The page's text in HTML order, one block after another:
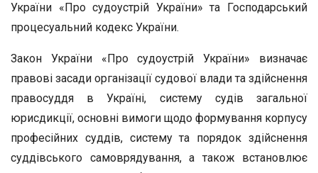
України «Про судоустрій України» та Господарський
процесуальний кодекс України.
Закон України «Про судоустрій України» визначає
правові засади організації судової влади та здійснення
правосуддя в Україні, систему судів загальної
юрисдикції, основні вимоги щодо формування корпусу
професійних суддів, систему та порядок здійснення
суддівського самоврядування, а також встановлює